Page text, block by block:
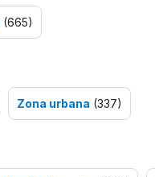
(665)
Zona urbana (337)